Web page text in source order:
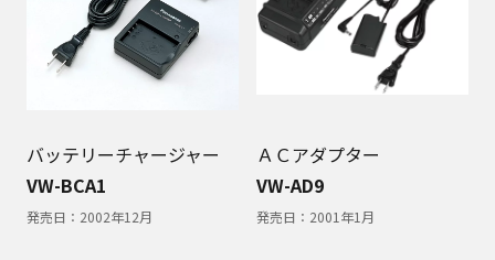
バッテリーチャージャー
VW-BCA1
発売日： 2002年12月
ＡＣアダプター
VW-AD9
発売日： 2001年1月